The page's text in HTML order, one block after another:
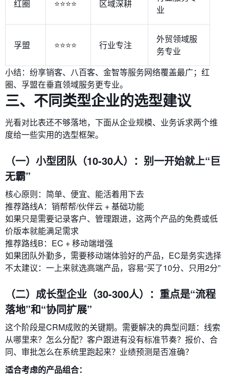
红圈 ⭐⭐⭐⭐ 区域深耕
业
孚盟 ⭐⭐⭐⭐ 行业专注
外贸领域服
务专业
小结：纷享销客、八百客、金智等服务网络覆盖最广；红
圈、孚盟在垂直领域服务更专业。
三、不同类型企业的选型建议
光看对比表还不够落地，下面从企业规模、业务诉求两个维
度给一些实用的选型框架。
（一）小型团队（10-30人）：别一开始就上“巨
无霸”
核心原则：简单、便宜、能活着用下去
推荐路线A：销帮帮/伙伴云 + 基础功能
如果只是需要记录客户、管理跟进，这两个产品的免费或低
价版本就能满足需求
推荐路线B：EC + 移动端增强
如果团队外勤多，需要移动端体验好的产品，EC是务实选择
不太建议：一上来就选高端产品，容易“买了10分、只用2分”
（二）成长型企业（30-300人）：重点是“流程
落地”和“协同扩展”
这个阶段是CRM成败的关键期。需要解决的典型问题：线索
从哪里来？怎么分配？客户跟进有没有标准节奏？报价、合
同、审批怎么在系统里跑起来？业绩预测是否准确？
适合考虑的产品组合：